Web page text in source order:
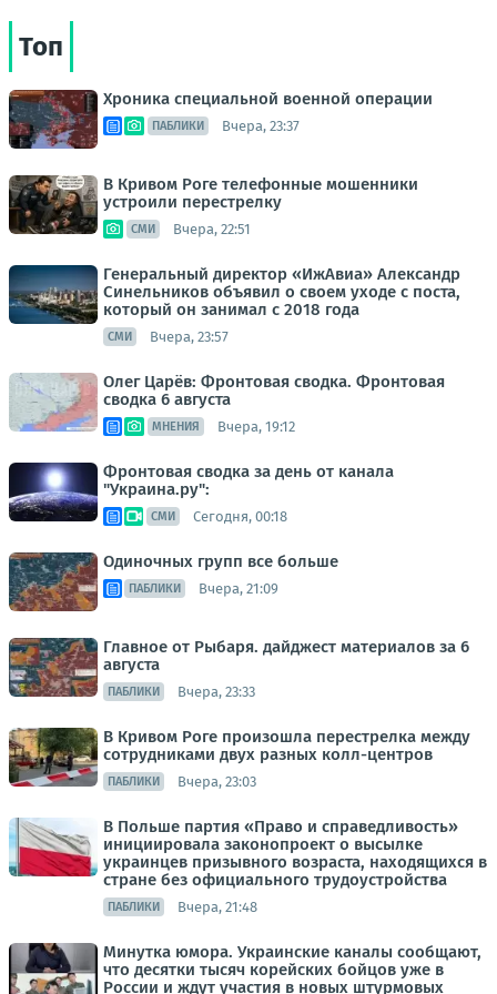
Топ
Хроника специальной военной операции
ПАБЛИКИ Вчера, 23:37
В Кривом Роге телефонные мошенники
устроили перестрелку
СМИ Вчера, 22:51
Генеральный директор «ИжАвиа» Александр
Синельников объявил о своем уходе с поста,
который он занимал с 2018 года
СМИ Вчера, 23:57
Олег Царёв: Фронтовая сводка. Фронтовая
сводка 6 августа
МНЕНИЯ Вчера, 19:12
Фронтовая сводка за день от канала
"Украина.ру":
СМИ Сегодня, 00:18
Одиночных групп все больше
ПАБЛИКИ Вчера, 21:09
Главное от Рыбаря. дайджест материалов за 6
августа
ПАБЛИКИ Вчера, 23:33
В Кривом Роге произошла перестрелка между
сотрудниками двух разных колл-центров
ПАБЛИКИ Вчера, 23:03
В Польше партия «Право и справедливость»
инициировала законопроект о высылке
украинцев призывного возраста, находящихся в
стране без официального трудоустройства
ПАБЛИКИ Вчера, 21:48
Минутка юмора. Украинские каналы сообщают,
что десятки тысяч корейских бойцов уже в
России и ждут участия в новых штурмовых